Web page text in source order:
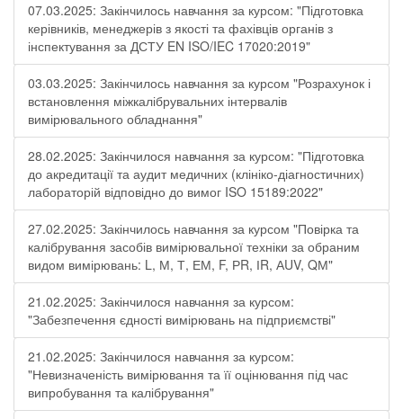
07.03.2025: Закінчилось навчання за курсом: "Підготовка
керівників, менеджерів з якості та фахівців органів з
інспектування за ДСТУ EN ISO/IEC 17020:2019"
03.03.2025: Закінчилось навчання за курсом "Розрахунок і
встановлення міжкалібрувальних інтервалів
вимірювального обладнання"
28.02.2025: Закінчилося навчання за курсом: "Підготовка
до акредитації та аудит медичних (клініко-діагностичних)
лабораторій відповідно до вимог ISO 15189:2022"
27.02.2025: Закінчилось навчання за курсом "Повірка та
калібрування засобів вимірювальної техніки за обраним
видом вимірювань: L, М, Т, ЕМ, F, РR, ІR, АUV, QМ"
21.02.2025: Закінчилося навчання за курсом:
"Забезпечення єдності вимірювань на підприємстві"
21.02.2025: Закінчилося навчання за курсом:
"Невизначеність вимірювання та її оцінювання під час
випробування та калібрування"